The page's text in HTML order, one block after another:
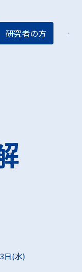
研究者の方
日(水)